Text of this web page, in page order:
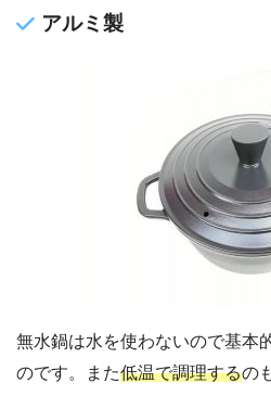
アルミ製
無水鍋は水を使わないので基本
のです。また低温で調理するの